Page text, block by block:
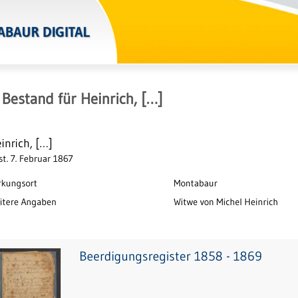
DIGITAL
Bestand für Heinrich, […]
[…]
7. Februar 1867
Montabaur
Angaben
Witwe von Michel Heinrich
Beerdigungsregister 1858 - 1869